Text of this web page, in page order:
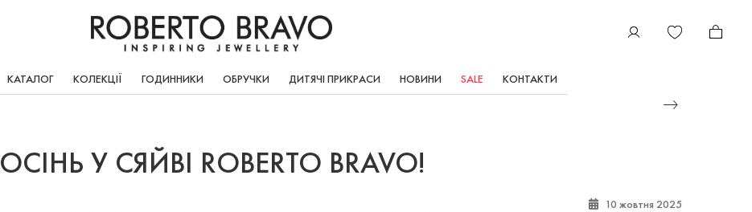
КАТАЛОГ КОЛЕКЦІЇ ГОДИННИКИ ОБРУЧКИ ДИТЯЧІ ПРИКРАСИ НОВИНИ SALE КОНТАКТИ
ОСІНЬ У СЯЙВІ ROBERTO BRAVO!
10 жовтня 2025